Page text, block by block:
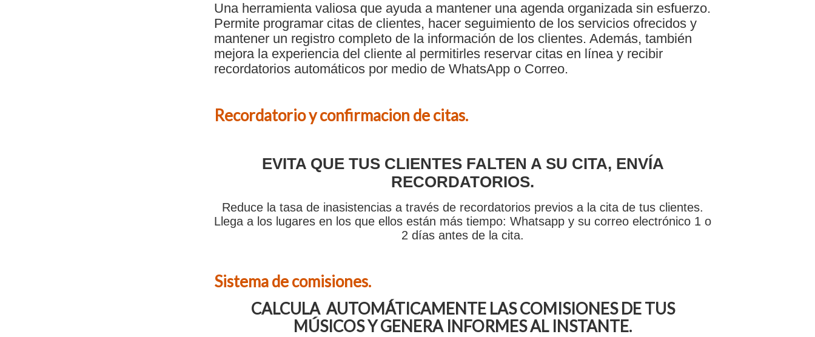
Una herramienta valiosa que ayuda a mantener una agenda organizada sin esfuerzo.
Permite programar citas de clientes, hacer seguimiento de los servicios ofrecidos y
mantener un registro completo de la información de los clientes. Además, también
mejora la experiencia del cliente al permitirles reservar citas en línea y recibir
recordatorios automáticos por medio de WhatsApp o Correo.
Recordatorio y confirmacion de citas.
EVITA QUE TUS CLIENTES FALTEN A SU CITA, ENVÍA
RECORDATORIOS.
Reduce la tasa de inasistencias a través de recordatorios previos a la cita de tus clientes.
Llega a los lugares en los que ellos están más tiempo: Whatsapp y su correo electrónico 1 o
2 días antes de la cita.
Sistema de comisiones.
CALCULA AUTOMÁTICAMENTE LAS COMISIONES DE TUS
MÚSICOS Y GENERA INFORMES AL INSTANTE.